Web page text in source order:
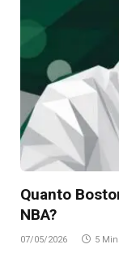
Quanto
NBA?
07/05/2026 5